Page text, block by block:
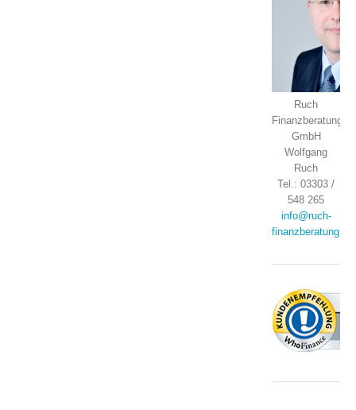
Ruch
Finanzberatung
GmbH
Wolfgang
Ruch
Tel.: 03303 /
548 265
info@ruch-
finanzberatung.de